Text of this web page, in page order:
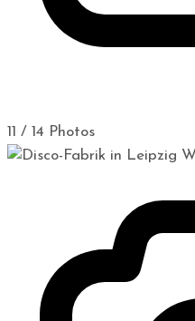
11 / 14 Photos